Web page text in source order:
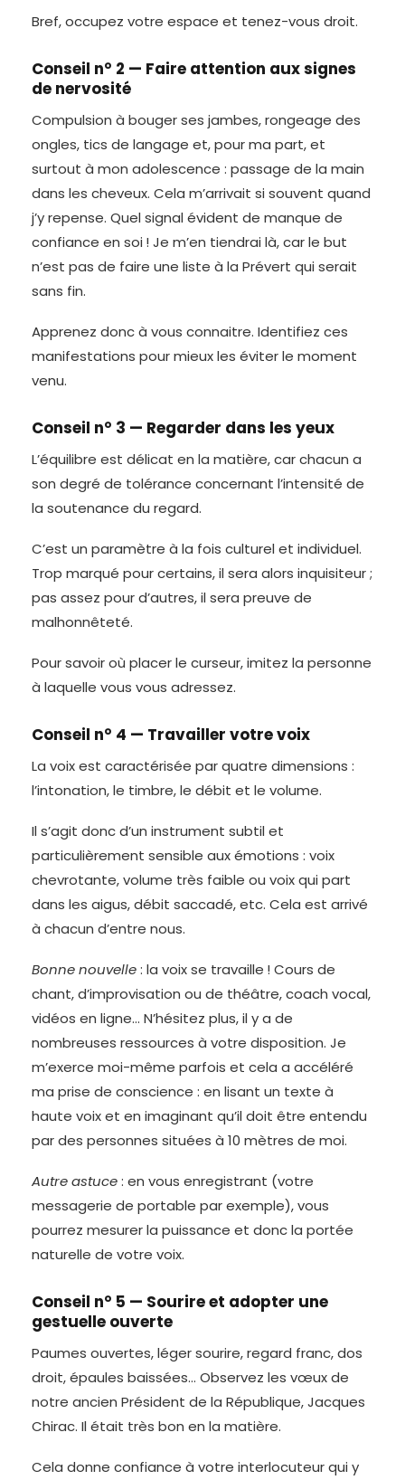
Bref, occupez votre espace et tenez-vous droit.
Conseil n° 2 — Faire attention aux signes
de nervosité
Compulsion à bouger ses jambes, rongeage des
ongles, tics de langage et, pour ma part, et
surtout à mon adolescence : passage de la main
dans les cheveux. Cela m’arrivait si souvent quand
j’y repense. Quel signal évident de manque de
confiance en soi ! Je m’en tiendrai là, car le but
n’est pas de faire une liste à la Prévert qui serait
sans fin.
Apprenez donc à vous connaitre. Identifiez ces
manifestations pour mieux les éviter le moment
venu.
Conseil n° 3 — Regarder dans les yeux
L’équilibre est délicat en la matière, car chacun a
son degré de tolérance concernant l’intensité de
la soutenance du regard.
C’est un paramètre à la fois culturel et individuel.
Trop marqué pour certains, il sera alors inquisiteur ;
pas assez pour d’autres, il sera preuve de
malhonnêteté.
Pour savoir où placer le curseur, imitez la personne
à laquelle vous vous adressez.
Conseil n° 4 — Travailler votre voix
La voix est caractérisée par quatre dimensions :
l’intonation, le timbre, le débit et le volume.
Il s’agit donc d’un instrument subtil et
particulièrement sensible aux émotions : voix
chevrotante, volume très faible ou voix qui part
dans les aigus, débit saccadé, etc. Cela est arrivé
à chacun d’entre nous.
Bonne nouvelle: la voix se travaille ! Cours de
chant, d’improvisation ou de théâtre, coach vocal,
vidéos en ligne… N’hésitez plus, il y a de
nombreuses ressources à votre disposition. Je
m’exerce moi-même parfois et cela a accéléré
ma prise de conscience : en lisant un texte à
haute voix et en imaginant qu’il doit être entendu
par des personnes situées à 10 mètres de moi.
Autre astuce: en vous enregistrant (votre
messagerie de portable par exemple), vous
pourrez mesurer la puissance et donc la portée
naturelle de votre voix.
Conseil n° 5 — Sourire et adopter une
gestuelle ouverte
Paumes ouvertes, léger sourire, regard franc, dos
droit, épaules baissées… Observez les vœux de
notre ancien Président de la République, Jacques
Chirac. Il était très bon en la matière.
Cela donne confiance à votre interlocuteur qui y